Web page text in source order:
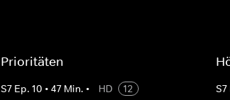
Prioritäten
S7 Ep.10 •47 Min. • HD
12
S7